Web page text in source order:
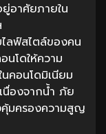
อาศัยภายใน
ลฟ์สไตล์ของคน
นโดให้ความ
คอนโดมิเนียม
นื่องจากน้ำ ภัย
มครองความสูญ